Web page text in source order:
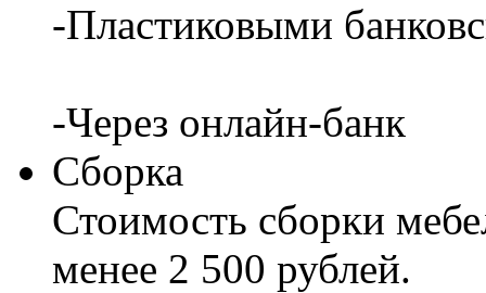
-Пластиковыми
-Через онлайн-банк
Сборка
Стоимость сборки
менее 2 500 рублей.